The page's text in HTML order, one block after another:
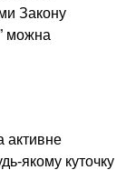
Закону
можна
активне
якому куточку